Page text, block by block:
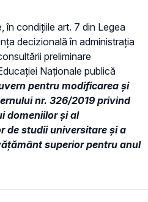
în condiţiile art. 7 din Legea
decizională în administraţia
preliminare
Naţionale publică
pentru modificarea și
nr. 326/2019 privind
domeniilor şi al
de studii universitare şi a
superior pentru anul